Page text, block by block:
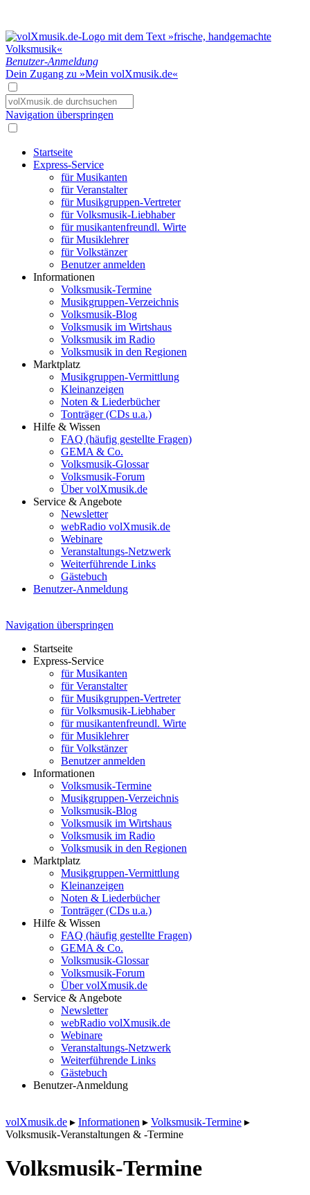
Benutzer-Anmeldung
Dein Zugang zu »Mein volXmusik.de«
Navigation überspringen
Startseite
Express-Service
für Musikanten
für Veranstalter
für Musikgruppen-Vertreter
für Volksmusik-Liebhaber
für musikantenfreundl. Wirte
für Musiklehrer
für Volkstänzer
Benutzer anmelden
Informationen
Volksmusik-Termine
Musikgruppen-Verzeichnis
Volksmusik-Blog
Volksmusik im Wirtshaus
Volksmusik im Radio
Volksmusik in den Regionen
Marktplatz
Musikgruppen-Vermittlung
Kleinanzeigen
Noten & Liederbücher
Tonträger (CDs u.a.)
Hilfe & Wissen
FAQ (häufig gestellte Fragen)
GEMA & Co.
Volksmusik-Glossar
Volksmusik-Forum
Über volXmusik.de
Service & Angebote
Newsletter
webRadio volXmusik.de
Webinare
Veranstaltungs-Netzwerk
Weiterführende Links
Gästebuch
Benutzer-Anmeldung
Navigation überspringen
Startseite
Express-Service
für Musikanten
für Veranstalter
für Musikgruppen-Vertreter
für Volksmusik-Liebhaber
für musikantenfreundl. Wirte
für Musiklehrer
für Volkstänzer
Benutzer anmelden
Informationen
Volksmusik-Termine
Musikgruppen-Verzeichnis
Volksmusik-Blog
Volksmusik im Wirtshaus
Volksmusik im Radio
Volksmusik in den Regionen
Marktplatz
Musikgruppen-Vermittlung
Kleinanzeigen
Noten & Liederbücher
Tonträger (CDs u.a.)
Hilfe & Wissen
FAQ (häufig gestellte Fragen)
GEMA & Co.
Volksmusik-Glossar
Volksmusik-Forum
Über volXmusik.de
Service & Angebote
Newsletter
webRadio volXmusik.de
Webinare
Veranstaltungs-Netzwerk
Weiterführende Links
Gästebuch
Benutzer-Anmeldung
volXmusik.de ▸ Informationen ▸ Volksmusik-Termine ▸
Volksmusik-Veranstaltungen & -Termine
Volksmusik-Termine